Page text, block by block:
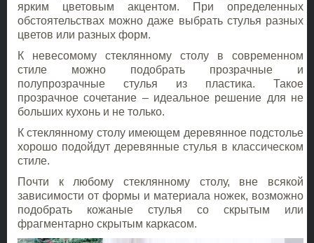
ярким цветовым акцентом. При определенных
обстоятельствах можно даже выбрать стулья разных
цветов или разных форм.
К невесомому стеклянному столу в современном
стиле можно подобрать прозрачные и
полупрозрачные стулья из пластика. Такое
прозрачное сочетание – идеальное решение для не
больших кухонь и не только.
К стеклянному столу имеющем деревянное подстолье
хорошо подойдут деревянные стулья в классическом
стиле.
Почти к любому стеклянному столу, вне всякой
зависимости от формы и материала ножек, возможно
подобрать кожаные стулья со скрытым или
фрагментарно скрытым каркасом.